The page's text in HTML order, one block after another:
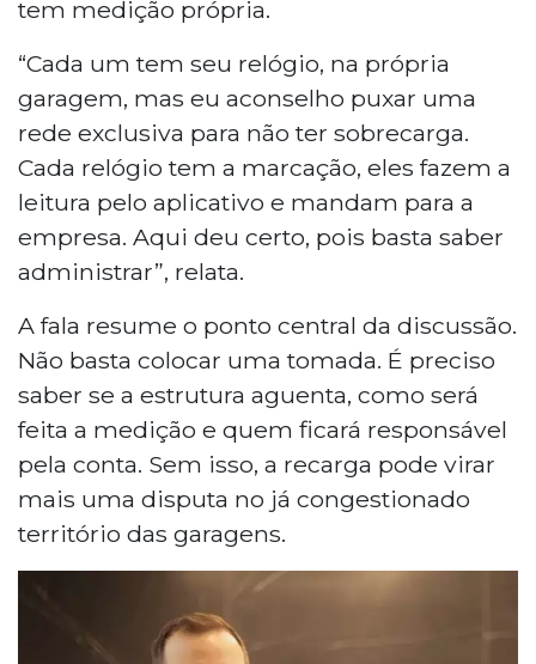
tem medição própria.
“Cada um tem seu relógio, na própria
garagem, mas eu aconselho puxar uma
rede exclusiva para não ter sobrecarga.
Cada relógio tem a marcação, eles fazem a
leitura pelo aplicativo e mandam para a
empresa. Aqui deu certo, pois basta saber
administrar”, relata.
A fala resume o ponto central da discussão.
Não basta colocar uma tomada. É preciso
saber se a estrutura aguenta, como será
feita a medição e quem ficará responsável
pela conta. Sem isso, a recarga pode virar
mais uma disputa no já congestionado
território das garagens.